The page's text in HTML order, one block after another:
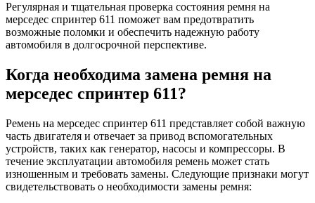
Регулярная и тщательная проверка состояния ремня на
мерседес спринтер 611 поможет вам предотвратить
возможные поломки и обеспечить надежную работу
автомобиля в долгосрочной перспективе.
Когда необходима замена ремня на
мерседес спринтер 611?
Ремень на мерседес спринтер 611 представляет собой важную
часть двигателя и отвечает за привод вспомогательных
устройств, таких как генератор, насосы и компрессоры. В
течение эксплуатации автомобиля ремень может стать
изношенным и требовать замены. Следующие признаки могут
свидетельствовать о необходимости замены ремня: